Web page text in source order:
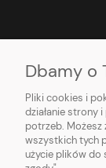
MOJE KONTO
PŁATNOŚCI I
Dbamy o
Pliki cookies i
działanie strony
potrzeb.
wszystkich tych
użycie plików do